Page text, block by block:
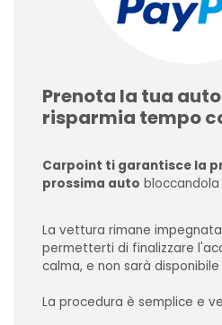
Prenota la tua
risparmia tempo
Carpoint ti garantisce la
prossima auto bloccandola
La vettura rimane
permetterti di finalizzare
calma, e non sarà
La procedura è semplice e